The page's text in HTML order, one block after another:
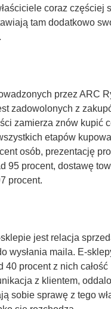
coraz częściej
tam dodatkowo
przez ARC
zadowolonych z
zamierza znów kupić
etapów
osób, prezentację
95 procent, dostawę
procent.
jest relacja
wysłania maila. E-
procent z nich całość
z klientem,
sobie sprawę z tego